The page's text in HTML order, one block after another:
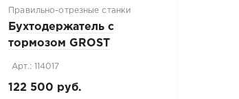
Правильно-отрезные станки
Бухтодержатель с
тормозом GROST
Арт.: 114017
122 500 руб.